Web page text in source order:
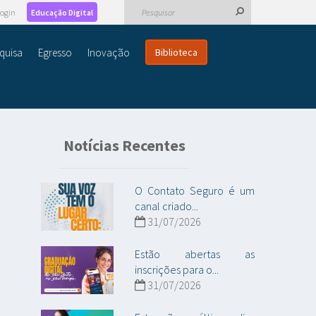
Educação Digital
Egresso Inovação Biblioteca
Notícias Recentes
O Contato Seguro é um
canal criado...
31/07/2026
Estão abertas as
inscrições para o...
31/07/2026